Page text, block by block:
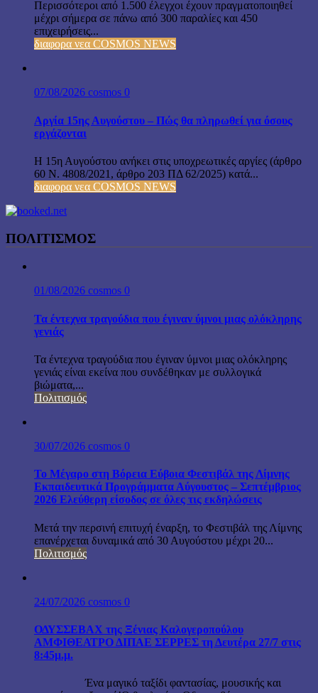
Περισσότεροι από 1.500 έλεγχοι έχουν πραγματοποιηθεί
μέχρι σήμερα σε πάνω από 300 παραλίες και 450
επιχειρήσεις...
διαφορα νεα COSMOS NEWS
07/08/2026 cosmos 0
Αργία 15ης Αυγούστου – Πώς θα πληρωθεί για όσους
εργάζονται
Η 15η Αυγούστου ανήκει στις υποχρεωτικές αργίες (άρθρο
60 Ν. 4808/2021, άρθρο 203 ΠΔ 62/2025) κατά...
διαφορα νεα COSMOS NEWS
ΠΟΛΙΤΙΣΜΟΣ
01/08/2026 cosmos 0
Τα έντεχνα τραγούδια που έγιναν ύμνοι μιας ολόκληρης
γενιάς
Τα έντεχνα τραγούδια που έγιναν ύμνοι μιας ολόκληρης
γενιάς είναι εκείνα που συνδέθηκαν με συλλογικά
βιώματα,...
Πολιτισμός
30/07/2026 cosmos 0
Το Μέγαρο στη Βόρεια Εύβοια Φεστιβάλ της Λίμνης
Εκπαιδευτικά Προγράμματα Αύγουστος – Σεπτέμβριος
2026 Ελεύθερη είσοδος σε όλες τις εκδηλώσεις
Μετά την περσινή επιτυχή έναρξη, το Φεστιβάλ της Λίμνης
επανέρχεται δυναμικά από 30 Αυγούστου μέχρι 20...
Πολιτισμός
24/07/2026 cosmos 0
ΟΔΥΣΣΕΒΑΧ της Ξένιας Καλογεροπούλου
ΑΜΦΙΘΕΑΤΡΟ ΔΙΠΑΕ ΣΕΡΡΕΣ τη Δευτέρα 27/7 στις
8:45μ.μ.
Ένα μαγικό ταξίδι φαντασίας, μουσικής και